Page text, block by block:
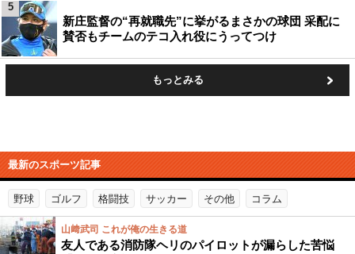
新庄監督の“再就職先”に挙がるまさかの球団 采配に
賛否もチームのテコ入れ役にうってつけ
5
もっとみる
最新のスポーツ記事
野球 ゴルフ 格闘技 サッカー その他 コラム
山﨑武司 これが俺の生きる道
友人である消防隊ヘリのパイロットが漏らした苦悩